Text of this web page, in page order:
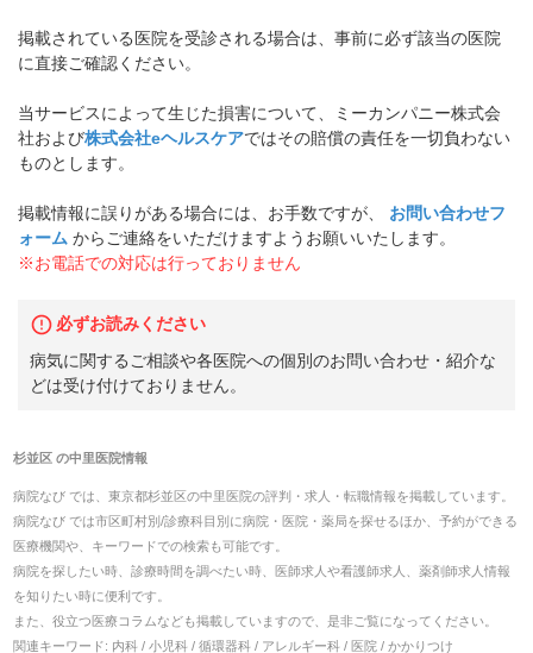
掲載されている医院を受診される場合は、事前に必ず該当の医院
に直接ご確認ください。
当サービスによって生じた損害について、ミーカンパニー株式会
社および株式会社eヘルスケアではその賠償の責任を一切負わない
ものとします。
掲載情報に誤りがある場合には、お手数ですが、
お問い合わせフ
ォーム からご連絡をいただけますようお願いいたします。
※お電話での対応は行っておりません
必ずお読みください
病気に関するご相談や各医院への個別のお問い合わせ・紹介な
どは受け付けておりません。
杉並区 の中里医院情報
病院なび では、 東京都杉並区の中里医院の評判・求人・転職情報を掲載しています。
病院なび では市区町村別/診療科目別に病院・医院・薬局を探せるほか、予約ができる
医療機関や、キーワードでの検索も可能です。
病院を探したい時、診療時間を調べたい時、医師求人や看護師求人、薬剤師求人情報
を知りたい時に便利です。
また、役立つ医療コラムなども掲載していますので、是非ご覧になってください。
関連キーワード: 内科 / 小児科 / 循環器科 / アレルギー科 / 医院 / かかりつけ